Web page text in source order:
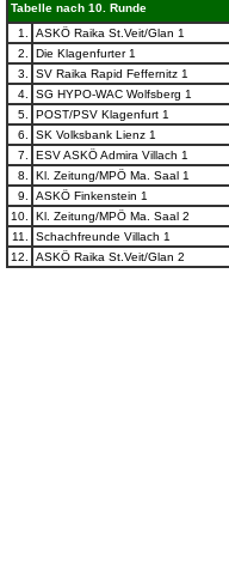
Tabelle nach 10. Runde
1.
ASKÖ Raika St.Veit/Glan 1
2.
Die Klagenfurter 1
3.
SV Raika Rapid Feffernitz 1
4.
SG HYPO-WAC Wolfsberg 1
5.
POST/PSV Klagenfurt 1
6.
SK Volksbank Lienz 1
7.
ESV ASKÖ Admira Villach 1
8.
Kl. Zeitung/MPÖ Ma. Saal 1
9.
ASKÖ Finkenstein 1
10.
Kl. Zeitung/MPÖ Ma. Saal 2
11.
Schachfreunde Villach 1
12.
ASKÖ Raika St.Veit/Glan 2